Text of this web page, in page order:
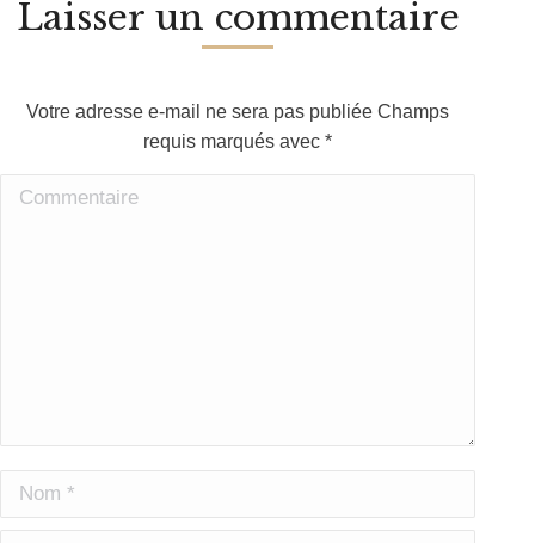
Laisser un commentaire
Votre adresse e-mail ne sera pas publiée Champs
requis marqués avec *
Commentaire
Nom *